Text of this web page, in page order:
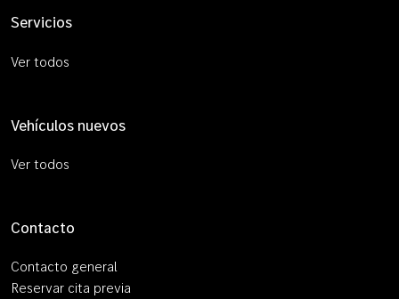
Servicios
Ver todos
Vehículos nuevos
Ver todos
Contacto
Contacto general
Reservar cita previa